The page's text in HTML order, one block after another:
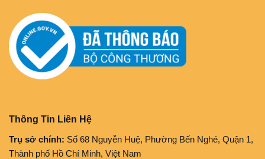
Thông Tin Liên Hệ
Trụ sở chính: Số 68 Nguyễn Huệ, Phường Bến Nghé, Quận 1,
Thành phố Hồ Chí Minh, Việt Nam